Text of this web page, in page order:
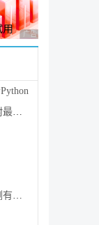
广告 商业广告，理性
件
）